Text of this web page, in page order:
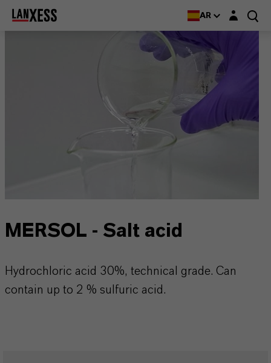
AR Login layer
MERSOL - Salt acid
Hydrochloric acid 30%, technical grade. Can
contain up to 2 % sulfuric acid.